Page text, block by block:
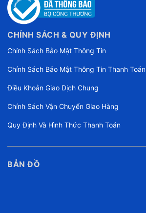
CHÍNH SÁCH & QUY ĐỊNH
Chính Sách Bảo Mật Thông Tin
Chính Sách Bảo Mật Thông Tin Thanh Toán
Điều Khoản Giao Dịch Chung
Chính Sách Vận Chuyển Giao Hàng
Quy Định Và Hình Thức Thanh Toán
BẢN ĐỒ